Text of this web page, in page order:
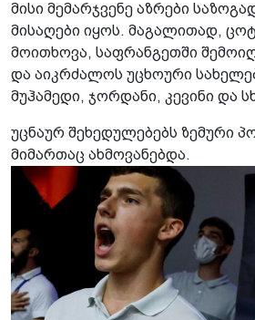
მისი მემარჯვენე აზრები
მისაღები იყოს. მაგალითად,
მოითხოვა, საფრანგეთში
და აიკრძალოს უცხოური
მუჰამედი, ჯორდანი, კევინი და
უცნაურ შეხედულებებს ზემური
მიმართაც ახმოვანებდა.